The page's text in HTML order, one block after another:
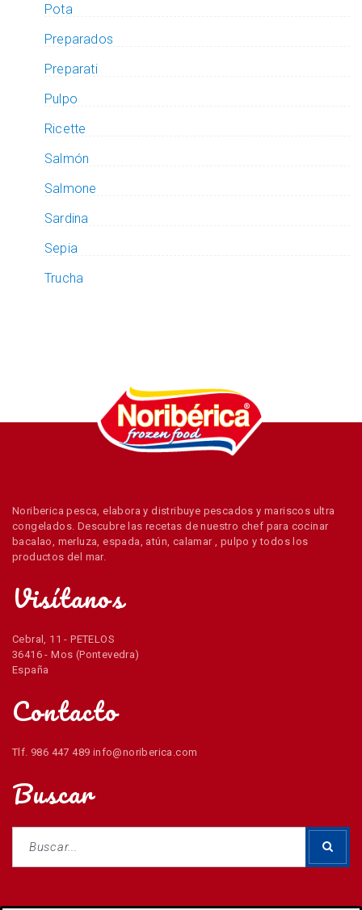
Pota
Preparados
Preparati
Pulpo
Ricette
Salmón
Salmone
Sardina
Sepia
Trucha
Noriberica pesca, elabora y distribuye pescados y mariscos ultra
congelados. Descubre las recetas de nuestro chef para cocinar
bacalao, merluza, espada, atún, calamar , pulpo y todos los
productos del mar.
Visítanos
Cebral, 11 - PETELOS
36416 - Mos (Pontevedra)
España
Contacto
Tlf. 986 447 489 info@noriberica.com
Buscar